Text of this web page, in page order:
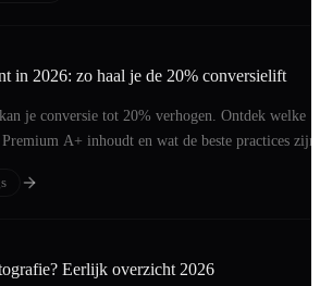
in 2026: zo haal je de 20% conversielift
je conversie tot 20% verhogen. Ontdek welke
A+ inhoudt en wat de beste practices
Eerlijk overzicht 2026